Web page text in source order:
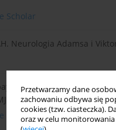
Przetwarzamy dane
zachowaniu odbywa się
cookies (tzw. ciasteczka).
oraz w celu
Scholar
Neurologia Adamsa i
H, Spring J, Mehta
Case Rep 2019; 12: bcr-
Scholar